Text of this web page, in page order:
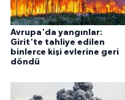
Avrupa'da yangınlar:
Girit'te tahliye edilen
binlerce kişi evlerine geri
döndü